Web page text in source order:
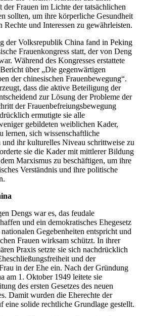
der Frauen im Lichte der tatsächlichen
sollten, um ihre körperliche Gesundheit
Rechte und Interessen zu gewährleisten.
der Volksrepublik China fand in Peking
Frauenkongress statt, der von Deng
Während des Kongresses erstattete
über „Die gegenwärtigen
der chinesischen Frauenbewegung“.
dass die aktive Beteiligung der
zur Lösung der Probleme der
der Frauenbefreiungsbewegung
ermutigte sie alle
gebildeten weiblichen Kader,
lernen, sich wissenschaftliche
und ihr kulturelles Niveau schrittweise zu
sie die Kader mit mittlerer Bildung
Marxismus zu beschäftigen, um ihre
Verständnis und ihre politische
Dengs war es, das feudale
und ein demokratisches Ehegesetz
Gegebenheiten entspricht und
Frauen wirksam schützt. In ihrer
Praxis setzte sie sich nachdrücklich
und der
in der Ehe ein. Nach der Gründung
am 1. Oktober 1949 leitete sie
des ersten Gesetzes des neuen
Damit wurden die Eherechte der
eine solide rechtliche Grundlage gestellt.